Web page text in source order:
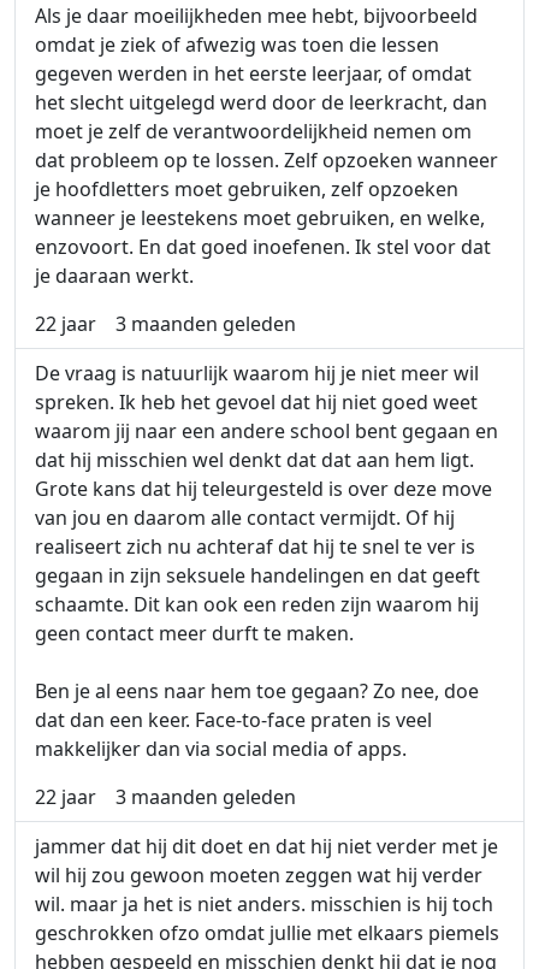
Als je daar moeilijkheden mee hebt, bijvoorbeeld
omdat je ziek of afwezig was toen die lessen
gegeven werden in het eerste leerjaar, of omdat
het slecht uitgelegd werd door de leerkracht, dan
moet je zelf de verantwoordelijkheid nemen om
dat probleem op te lossen. Zelf opzoeken wanneer
je hoofdletters moet gebruiken, zelf opzoeken
wanneer je leestekens moet gebruiken, en welke,
enzovoort. En dat goed inoefenen. Ik stel voor dat
je daaraan werkt.
22 jaar
3 maanden geleden
De vraag is natuurlijk waarom hij je niet meer wil
spreken. Ik heb het gevoel dat hij niet goed weet
waarom jij naar een andere school bent gegaan en
dat hij misschien wel denkt dat dat aan hem ligt.
Grote kans dat hij teleurgesteld is over deze move
van jou en daarom alle contact vermijdt. Of hij
realiseert zich nu achteraf dat hij te snel te ver is
gegaan in zijn seksuele handelingen en dat geeft
schaamte. Dit kan ook een reden zijn waarom hij
geen contact meer durft te maken.
Ben je al eens naar hem toe gegaan? Zo nee, doe
dat dan een keer. Face-to-face praten is veel
makkelijker dan via social media of apps.
22 jaar
3 maanden geleden
jammer dat hij dit doet en dat hij niet verder met je
wil hij zou gewoon moeten zeggen wat hij verder
wil. maar ja het is niet anders. misschien is hij toch
geschrokken ofzo omdat jullie met elkaars piemels
hebben gespeeld en misschien denkt hij dat je nog